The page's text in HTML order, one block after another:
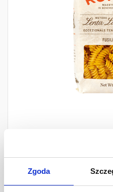
Zgoda
Rummo